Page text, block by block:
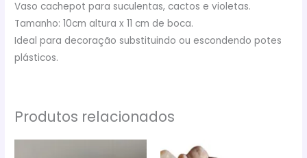
Vaso cachepot para suculentas, cactos e violetas.
Tamanho: 10cm altura x 11 cm de boca.
Ideal para decoração substituindo ou escondendo potes
plásticos.
Produtos relacionados